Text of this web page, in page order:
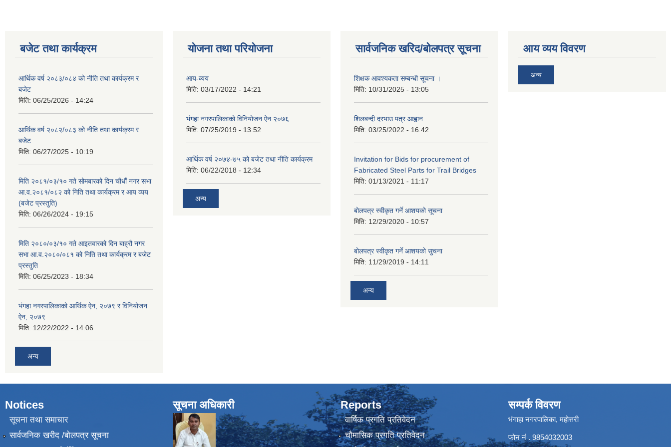
बजेट तथा कार्यक्रम
आर्थिक वर्ष २०८३/०८४ को नीति तथा कार्यक्रम र
बजेट
मिति: 06/25/2026 - 14:24
आर्थिक वर्ष २०८२/०८३ को नीति तथा कार्यक्रम र
बजेट
मिति: 06/27/2025 - 10:19
मिति २०८१/०३/१० गते सोमबारको दिन चौधौं नगर सभा
आ.व.२०८१/०८२ को निति तथा कार्यक्रम र आय व्यय
(बजेट प्रस्तुति)
मिति: 06/26/2024 - 19:15
मिति २०८०/०३/१० गते आइतवारको दिन बाह्रौ नगर
सभा आ.व.२०८०/०८१ को निति तथा कार्यक्रम र बजेट
प्रस्तुति
मिति: 06/25/2023 - 18:34
भंगहा नगरपालिकाको आर्थिक ऐन, २०७९ र विनियोजन
ऐन, २०७९
मिति: 12/22/2022 - 14:06
अन्य
योजना तथा परियोजना
आय-व्यय
मिति: 03/17/2022 - 14:21
भंगहा नगरपालिकाको विनियोजन ऐन २०७६
मिति: 07/25/2019 - 13:52
आर्थिक वर्ष २०७४-७५ को बजेट तथा नीति कार्यक्रम
मिति: 06/22/2018 - 12:34
अन्य
सार्वजनिक खरिद/बोलपत्र सूचना
शिक्षक आवश्यकता सम्बन्धी सूचना ।
मिति: 10/31/2025 - 13:05
शिलबन्दी दरभाउ पत्र आह्वान
मिति: 03/25/2022 - 16:42
Invitation for Bids for procurement of
Fabricated Steel Parts for Trail Bridges
मिति: 01/13/2021 - 11:17
बोलपत्र स्वीकृत गर्ने आशयको सूचना
मिति: 12/29/2020 - 10:57
बोलपत्र स्वीकृत गर्ने आशयको सुचना
मिति: 11/29/2019 - 14:11
अन्य
आय व्यय विवरण
अन्य
Notices
सूचना तथा समाचार
सार्वजनिक खरीद /बोलपत्र सूचना
सूचना अधिकारी Reports
वार्षिक प्रगति प्रतिवेदन
चौमासिक प्रगति प्रतिवेदन
सम्पर्क विवरण
भंगाहा नगरपालिका, महोत्तरी
फोन नं . 9854032003